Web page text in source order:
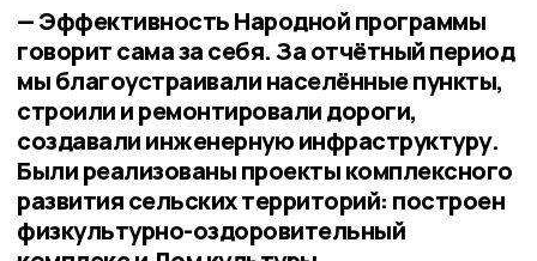
— Эффективность Народной программы
говорит сама за себя. За отчётный период
мы благоустраивали населённые пункты,
строили и ремонтировали дороги,
создавали инженерную инфраструктуру.
Были реализованы проекты комплексного
развития сельских территорий: построен
физкультурно-оздоровительный